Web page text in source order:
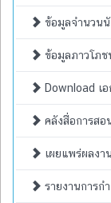
ข้อมูลจำนวนนั
ข้อมูลภาวโภช
Download เ
คลังสื่อการสอ
เผยแพร่ผลงา
รายงานการก